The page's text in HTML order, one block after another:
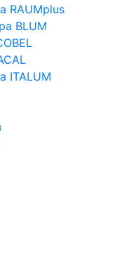
RAUMplus
BLUM
ITALUM